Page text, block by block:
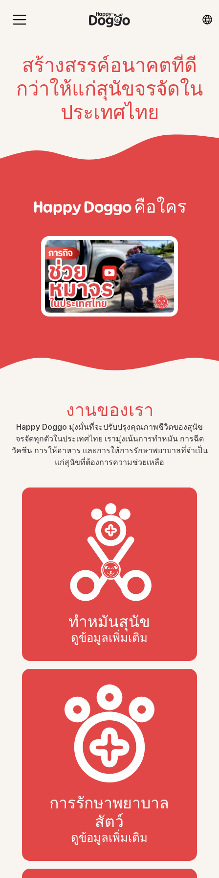
สร้างสรรค์อนาคตที่ดี
กว่าให้แก่สุนัขจรจัดใน
ประเทศไทย
Happy Doggo คือใคร
งานของเรา
Happy Doggo มุ่งมั่นที่จะปรับปรุงคุณภาพชีวิตของสุนัข
จรจัดทุกตัวในประเทศไทย เรามุ่งเน้นการทำหมัน การฉีด
วัคซีน การให้อาหาร และการให้การรักษาพยาบาลที่จำเป็น
แก่สุนัขที่ต้องการความช่วยเหลือ
ทำหมันสุนัข
ดูข้อมูลเพิ่มเติม
การรักษาพยาบาล
สัตว์
ดูข้อมูลเพิ่มเติม